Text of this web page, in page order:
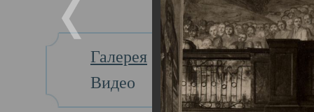
Галерея
Видео
Главная